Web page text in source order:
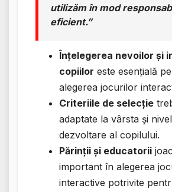
utilizăm în mod
eficient.”
Înțelegerea nevoilor și
copiilor este esențială
alegerea jocurilor
Criteriile de selecție
adaptate la vârsta și
dezvoltare al copilului.
Părinții și educatorii
important în alegerea
interactive potrivite